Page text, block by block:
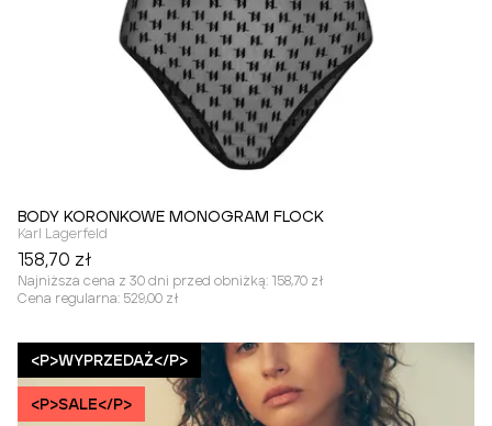
BODY KORONKOWE MONOGRAM FLOCK
Karl Lagerfeld
158,70 zł
Najniższa cena z 30 dni przed obniżką: 158,70 zł
Cena regularna: 529,00 zł
<P>WYPRZEDAŻ</P>
<P>SALE</P>